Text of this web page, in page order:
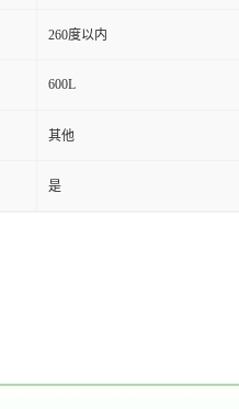
260度以内
600L
其他
是